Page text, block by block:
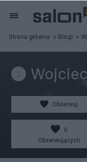
Strona główna Blogi
Obserwuj
0
Obserwujących